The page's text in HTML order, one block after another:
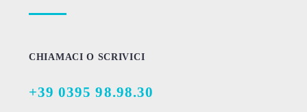
CHIAMACI O SCRIVICI
+39 0395 98.98.30